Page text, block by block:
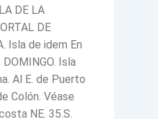
DE LA
DE
Isla de idem En
Isla
Al E. de Puerto
Colón. Véase
NE. 35.S.